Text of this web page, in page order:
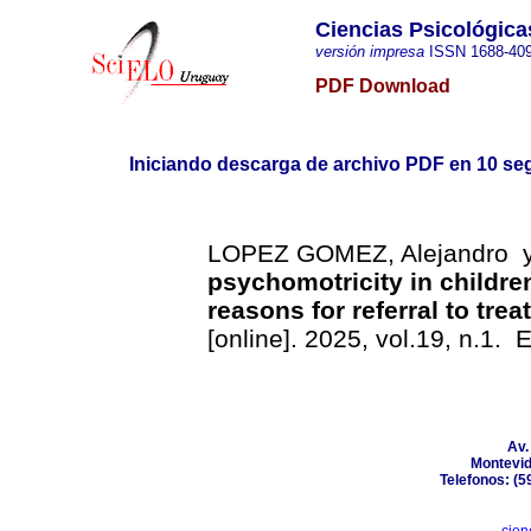
Ciencias
versión impresa ISSN 1688-
PDF Download
Iniciando descarga de archivo PDF en 10
LOPEZ GOMEZ, Alejandro
psychomotricity in
reasons for referral to
[online]. 2025, vol.19, n.1.
Telefonos: